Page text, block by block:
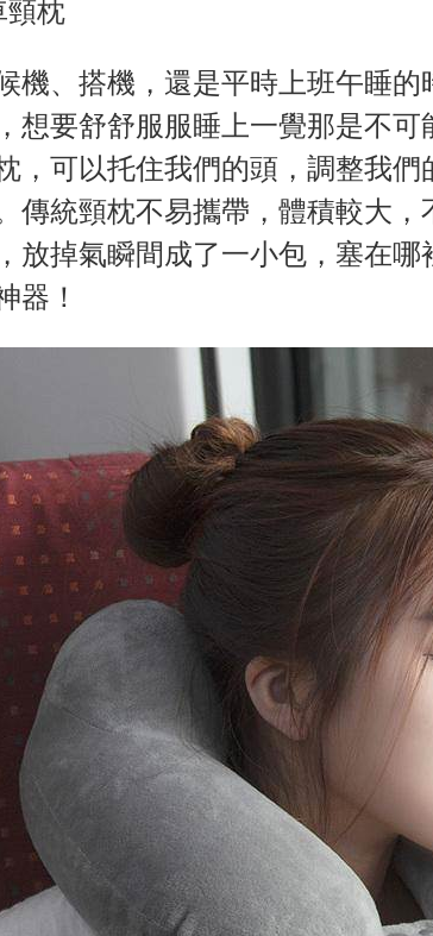
頸枕
機、搭機，還是平時上班午睡
想要舒舒服服睡上一覺那是不
，可以托住我們的頭，調整我
傳統頸枕不易攜帶，體積較大
放掉氣瞬間成了一小包，塞在
器！